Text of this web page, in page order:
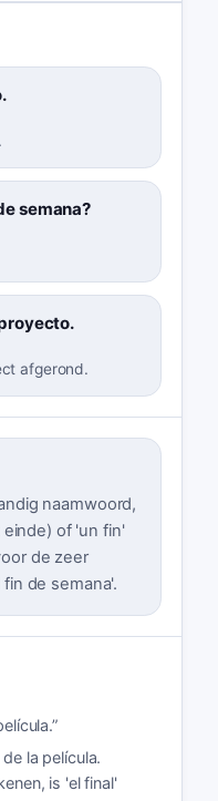
semana?
afgerond.
naamwoord,
of 'un fin'
de zeer
de semana'.
”
la película.
is 'el final'